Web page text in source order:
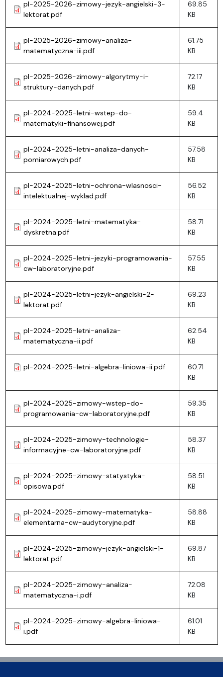
pl-2025-2026-zimowy-jezyk-angielski-3-
lektorat.pdf
69.85
KB
pl-2025-2026-zimowy-analiza-
matematyczna-iii.pdf
61.75
KB
pl-2025-2026-zimowy-algorytmy-i-
struktury-danych.pdf
72.17
KB
pl-2024-2025-letni-wstep-do-
matematyki-finansowej.pdf
59.4
KB
pl-2024-2025-letni-analiza-danych-
pomiarowych.pdf
57.58
KB
pl-2024-2025-letni-ochrona-wlasnosci-
intelektualnej-wyklad.pdf
56.52
KB
pl-2024-2025-letni-matematyka-
dyskretna.pdf
58.71
KB
pl-2024-2025-letni-jezyki-programowania-
cw-laboratoryjne.pdf
57.55
KB
pl-2024-2025-letni-jezyk-angielski-2-
lektorat.pdf
69.23
KB
pl-2024-2025-letni-analiza-
matematyczna-ii.pdf
62.54
KB
pl-2024-2025-letni-algebra-liniowa-ii.pdf
60.71
KB
pl-2024-2025-zimowy-wstep-do-
programowania-cw-laboratoryjne.pdf
59.35
KB
pl-2024-2025-zimowy-technologie-
informacyjne-cw-laboratoryjne.pdf
58.37
KB
pl-2024-2025-zimowy-statystyka-
opisowa.pdf
58.51
KB
pl-2024-2025-zimowy-matematyka-
elementarna-cw-audytoryjne.pdf
58.88
KB
pl-2024-2025-zimowy-jezyk-angielski-1-
lektorat.pdf
69.87
KB
pl-2024-2025-zimowy-analiza-
matematyczna-i.pdf
72.08
KB
pl-2024-2025-zimowy-algebra-liniowa-
i.pdf
61.01
KB